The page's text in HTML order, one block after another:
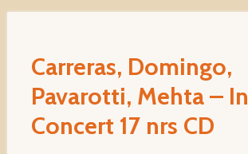
Carreras, Domingo,
Pavarotti, Mehta – In
Concert 17 nrs CD